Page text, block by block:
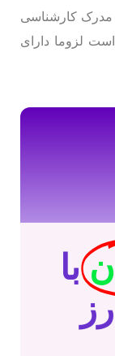
مدرک کارشناسی
لزوما دارای
با